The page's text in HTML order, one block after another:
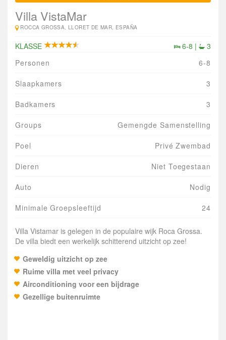
Villa VistaMar
ROCCA GROSSA, LLORET DE MAR, ESPAÑA
KLASSE 6-8 |
3
Personen
6-8
Slaapkamers 3
Badkamers 3
Groups Gemengde Samenstelling
Poel Privé Zwembad
Dieren Niet Toegestaan
Auto Nodig
Minimale Groepsleeftijd 24
Villa Vistamar is gelegen in de populaire wijk Roca Grossa.
De villa biedt een werkelijk schitterend uitzicht op zee!
Geweldig uitzicht op zee
Ruime villa met veel privacy
Airconditioning voor een bijdrage
Gezellige buitenruimte